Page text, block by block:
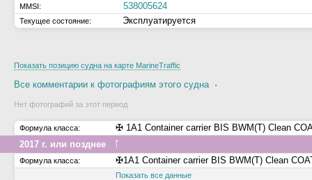
MMSI: 538005624
Текущее состояние: Эксплуатируется
Показать позицию судна на карте MarineTraffic
Все комментарии к фотографиям этого судна·
Нет фотографий за этот период
Формула класса:
✠ 1A1 Container carrier BIS BWM(T) Clean
2017 г. или позднее
↑
Формула класса: ✠1A1 Container carrier BIS BWM(T) Clean
Показать все данные